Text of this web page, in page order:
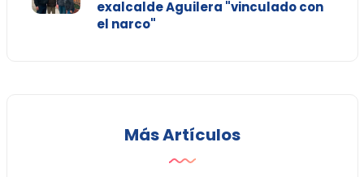
exalcalde Aguilera "vinculado con
el narco"
Más Artículos